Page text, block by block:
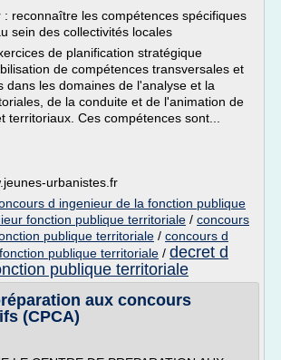
: reconnaître les compétences spécifiques
sein des collectivités locales
de planification stratégique
de compétences transversales et
dans les domaines de l'analyse et la
de la conduite et de l'animation de
territoriaux. Ces compétences sont...
urbanistes.fr
d ingenieur de la fonction publique
fonction publique territoriale / concours
publique territoriale / concours d
publique territoriale / decret d
publique territoriale
aux concours
(CPCA)